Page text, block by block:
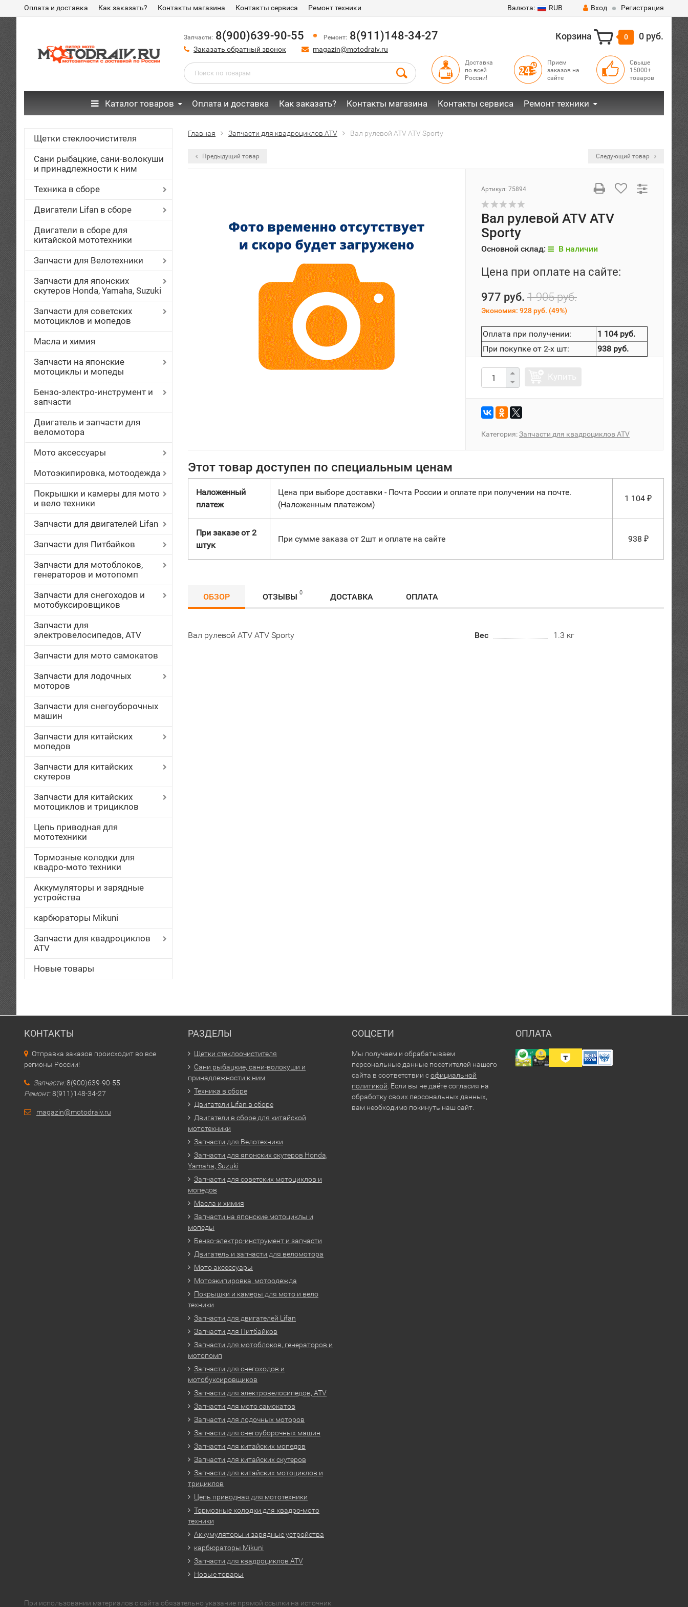
Оплата и доставка Как заказать? Контакты магазина Контакты сервиса Ремонт техники Валюта: RUB Вход Регистрация
Запчасти: 8(900)639-90-55 Ремонт: 8(911)148-34-27
Заказать обратный звонок magazin@motodraiv.ru
Корзина 0 0 руб.
Доставка
по всей
России!
Прием
заказов на
сайте
Свыше
15000+
товаров
Каталог товаров Оплата и доставка Как заказать? Контакты магазина Контакты сервиса Ремонт техники
Щетки стеклоочистителя
Сани рыбацкие, сани-волокуши
и принадлежности к ним
Техника в сборе
Двигатели Lifan в сборе
Двигатели в сборе для
китайской мототехники
Запчасти для Велотехники
Запчасти для японских
скутеров Honda, Yamaha, Suzuki
Запчасти для советских
мотоциклов и мопедов
Масла и химия
Запчасти на японские
мотоциклы и мопеды
Бензо-электро-инструмент и
запчасти
Двигатель и запчасти для
веломотора
Мото аксессуары
Мотоэкипировка, мотоодежда
Покрышки и камеры для мото
и вело техники
Запчасти для двигателей Lifan
Запчасти для Питбайков
Запчасти для мотоблоков,
генераторов и мотопомп
Запчасти для снегоходов и
мотобуксировщиков
Запчасти для
электровелосипедов, ATV
Запчасти для мото самокатов
Запчасти для лодочных
моторов
Запчасти для снегоуборочных
машин
Запчасти для китайских
мопедов
Запчасти для китайских
скутеров
Запчасти для китайских
мотоциклов и трициклов
Цепь приводная для
мототехники
Тормозные колодки для
квадро-мото техники
Аккумуляторы и зарядные
устройства
карбюраторы Mikuni
Запчасти для квадроциклов
ATV
Новые товары
Главная Запчасти для квадроциклов ATV Вал рулевой ATV ATV Sporty
Предыдущий товар Следующий товар
Артикул: 75894
Вал рулевой ATV ATV
Sporty
Основной склад: В наличии
Цена при оплате на сайте:
977 руб. 1 905 руб.
Экономия: 928 руб. (49%)
Оплата при получении:
1 104 руб.
При покупке от 2-х шт:
938 руб.
Категория:Запчасти для квадроциклов ATV
Этот товар доступен по специальным ценам
Наложенный
платеж
Цена при выборе доставки - Почта России и оплате при получении на почте.
(Наложенным платежом)
1 104 ₽
При заказе от 2
штук
При сумме заказа от 2шт и оплате на сайте 938 ₽
ОБЗОР ОТЗЫВЫ 0 ДОСТАВКА ОПЛАТА
Вал рулевой ATV ATV Sporty Вес 1.3 кг
КОНТАКТЫ
Отправка заказов происходит во все
регионы России!
Запчасти:8(900)639-90-55
Ремонт:8(911)148-34-27
magazin@motodraiv.ru
РАЗДЕЛЫ
Щетки стеклоочистителя
Сани рыбацкие, сани-волокуши и
принадлежности к ним
Техника в сборе
Двигатели Lifan в сборе
Двигатели в сборе для китайской
мототехники
Запчасти для Велотехники
Запчасти для японских скутеров Honda,
Yamaha, Suzuki
Запчасти для советских мотоциклов и
мопедов
Масла и химия
Запчасти на японские мотоциклы и
мопеды
Бензо-электро-инструмент и запчасти
Двигатель и запчасти для веломотора
Мото аксессуары
Мотоэкипировка, мотоодежда
Покрышки и камеры для мото и вело
техники
Запчасти для двигателей Lifan
Запчасти для Питбайков
Запчасти для мотоблоков, генераторов и
мотопомп
Запчасти для снегоходов и
мотобуксировщиков
Запчасти для электровелосипедов, ATV
Запчасти для мото самокатов
Запчасти для лодочных моторов
Запчасти для снегоуборочных машин
Запчасти для китайских мопедов
Запчасти для китайских скутеров
Запчасти для китайских мотоциклов и
трициклов
Цепь приводная для мототехники
Тормозные колодки для квадро-мото
техники
Аккумуляторы и зарядные устройства
карбюраторы Mikuni
Запчасти для квадроциклов ATV
Новые товары
СОЦСЕТИ
Мы получаем и обрабатываем
персональные данные посетителей нашего
сайта в соответствии софициальной
политикой . Если вы не даёте согласия на
обработку своих персональных данных,
вам необходимо покинуть наш сайт.
ОПЛАТА
При использовании материалов с сайта обязательно указание прямой ссылки на источник.